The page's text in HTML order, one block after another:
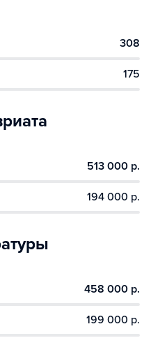
308
175
513 000 р.
194 000 р.
458 000 р.
199 000 р.